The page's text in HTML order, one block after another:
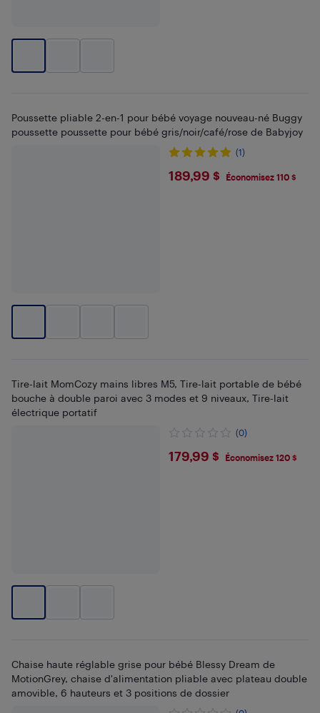
Poussette pliable 2-en-1 pour bébé voyage nouveau-né Buggy
poussette poussette pour bébé gris/noir/café/rose de Babyjoy
(1)
$189.99
189,99 $ Économisez 110 $
Tire-lait MomCozy mains libres M5, Tire-lait portable de bébé
bouche à double paroi avec 3 modes et 9 niveaux, Tire-lait
électrique portatif
(0)
$179.99
179,99 $ Économisez 120 $
Chaise haute réglable grise pour bébé Blessy Dream de
MotionGrey, chaise d'alimentation pliable avec plateau double
amovible, 6 hauteurs et 3 positions de dossier